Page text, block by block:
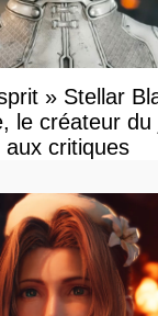
» Stellar
le créateur
critiques